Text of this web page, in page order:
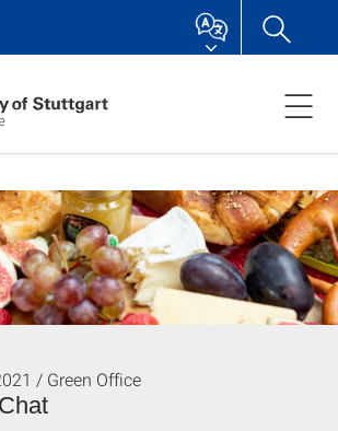
/ Green Office